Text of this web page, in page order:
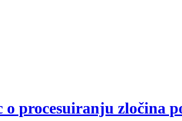
o procesuiranju